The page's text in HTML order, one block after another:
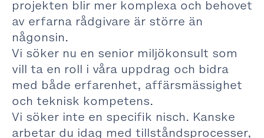
projekten blir mer komplexa och behovet
av erfarna rådgivare är större än
någonsin.
Vi söker nu en senior miljökonsult som
vill ta en roll i våra uppdrag och bidra
med både erfarenhet, affärsmässighet
och teknisk kompetens.
Vi söker inte en specifik nisch. Kanske
arbetar du idag med tillståndsprocesser,